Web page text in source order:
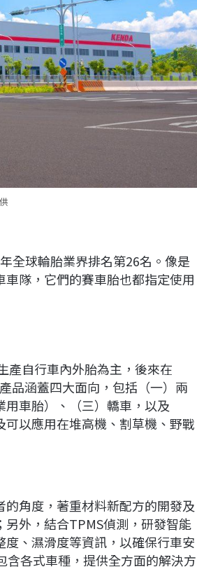
全球輪胎業界排名第26名。像是
隊，它們的賽車胎也都指定使用
產自行車內外胎為主，後來在
品涵蓋四大面向，包括（一）兩
車胎）、（三）轎車，以及
可以應用在堆高機、割草機、野戰
角度，著重材料新配方的開發及
外，結合TPMS偵測，研發智能
、濕滑度等資訊，以確保行車安
各式車種，提供全方面的解決方